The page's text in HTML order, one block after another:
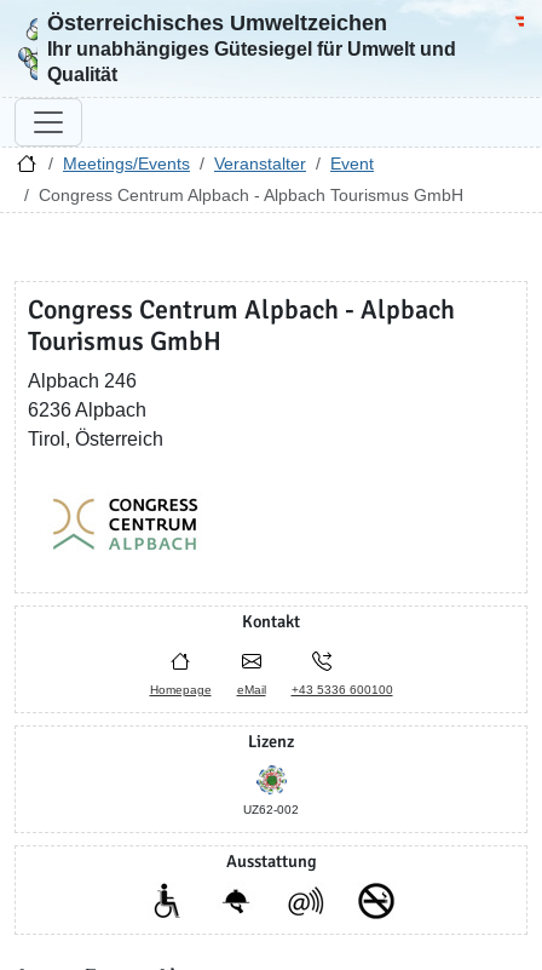
Zur Startseite
Österreichisches Umweltzeichen
Ihr unabhängiges Gütesiegel für Umwelt und
Qualität
Meetings/Events Veranstalter
Event
Congress Centrum Alpbach - Alpbach Tourismus GmbH
Congress Centrum Alpbach - Alpbach
Tourismus GmbH
Alpbach 246
6236 Alpbach
Tirol, Österreich
Kontakt
Homepage eMail +43 5336 600100
Lizenz
UZ62-002
Ausstattung